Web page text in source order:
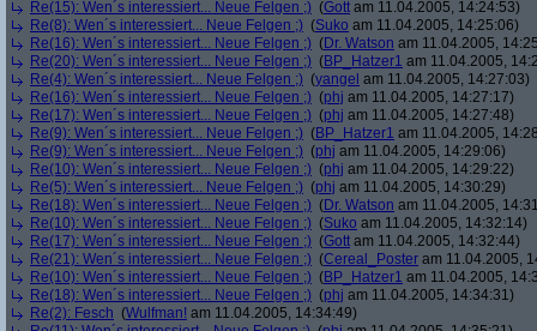
Re(15): Wen´s interessiert... Neue Felgen ;) (Gott am 11.04.2005, 14:24:53)
Re(8): Wen´s interessiert... Neue Felgen ;) (Suko am 11.04.2005, 14:25:06)
Re(16): Wen´s interessiert... Neue Felgen ;) (Dr. Watson am 11.04.2005,
Re(20): Wen´s interessiert... Neue Felgen ;) (BP_Hatzer1 am 11.04.2005,
Re(4): Wen´s interessiert... Neue Felgen ;) (yangel am 11.04.2005, 14:27:03)
Re(16): Wen´s interessiert... Neue Felgen ;) (phj am 11.04.2005, 14:27:17)
Re(17): Wen´s interessiert... Neue Felgen ;) (phj am 11.04.2005, 14:27:48)
Re(9): Wen´s interessiert... Neue Felgen ;) (BP_Hatzer1 am 11.04.2005,
Re(9): Wen´s interessiert... Neue Felgen ;) (phj am 11.04.2005, 14:29:06)
Re(10): Wen´s interessiert... Neue Felgen ;) (phj am 11.04.2005, 14:29:22)
Re(5): Wen´s interessiert... Neue Felgen ;) (phj am 11.04.2005, 14:30:29)
Re(18): Wen´s interessiert... Neue Felgen ;) (Dr. Watson am 11.04.2005,
Re(10): Wen´s interessiert... Neue Felgen ;) (Suko am 11.04.2005, 14:32:14)
Re(17): Wen´s interessiert... Neue Felgen ;) (Gott am 11.04.2005, 14:32:44)
Re(21): Wen´s interessiert... Neue Felgen ;) (Cereal_Poster am 11.04.2005,
Re(10): Wen´s interessiert... Neue Felgen ;) (BP_Hatzer1 am 11.04.2005,
Re(18): Wen´s interessiert... Neue Felgen ;) (phj am 11.04.2005, 14:34:31)
Re(2): Fesch (Wulfman! am 11.04.2005, 14:34:49)